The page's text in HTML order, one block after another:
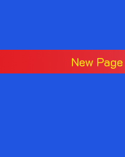
New Page